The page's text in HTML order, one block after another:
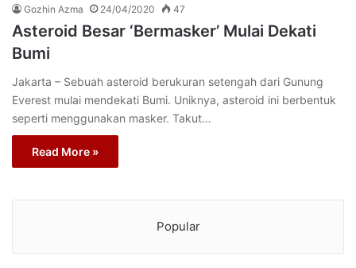
Gozhin Azma 24/04/2020 47
Asteroid Besar ‘Bermasker’ Mulai Dekati
Bumi
Jakarta – Sebuah asteroid berukuran setengah dari Gunung
Everest mulai mendekati Bumi. Uniknya, asteroid ini berbentuk
seperti menggunakan masker. Takut…
Read More »
Popular